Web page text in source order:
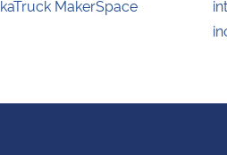
MakerSpace